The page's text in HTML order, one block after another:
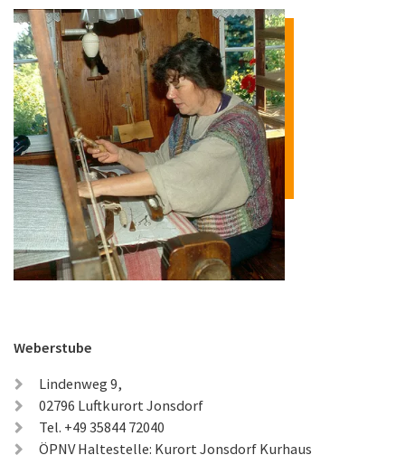
Weberstube
Lindenweg 9,
02796 Luftkurort Jonsdorf
Tel. +49 35844 72040
ÖPNV Haltestelle: Kurort Jonsdorf Kurhaus